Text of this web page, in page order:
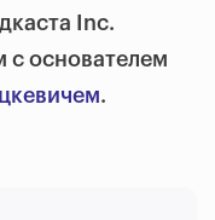
Inc.
с основателем
.